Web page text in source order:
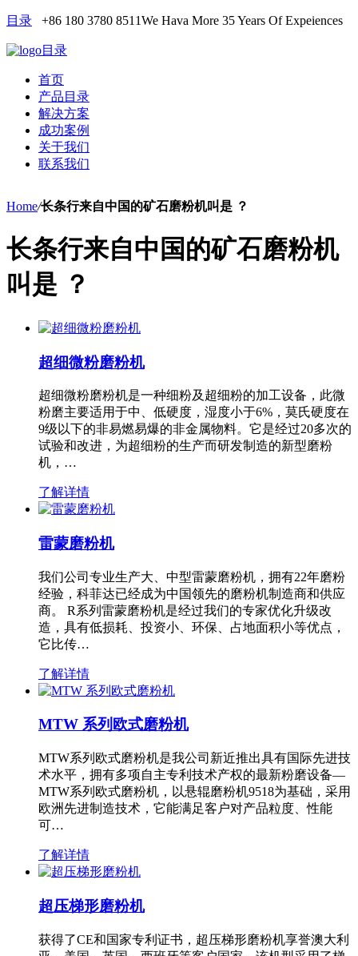
目录 +86 180 3780 8511We Hava More 35 Years Of Expeiences
目录
首页
产品目录
解决方案
成功案例
关于我们
联系我们
Home/长条行来自中国的矿石磨粉机叫是 ？
长条行来自中国的矿石磨粉机
叫是 ？
超细微粉磨粉机
超细微粉磨粉机是一种细粉及超细粉的加工设备，此微
粉磨主要适用于中、低硬度，湿度小于6%，莫氏硬度在
9级以下的非易燃易爆的非金属物料。它是经过20多次的
试验和改进，为超细粉的生产而研发制造的新型磨粉
机，…
了解详情
雷蒙磨粉机
我们公司专业生产大、中型雷蒙磨粉机，拥有22年磨粉
经验，科菲达已经成为中国领先的磨粉机制造商和供应
商。 R系列雷蒙磨粉机是经过我们的专家优化升级改
造，具有低损耗、投资小、环保、占地面积小等优点，
它比传…
了解详情
MTW 系列欧式磨粉机
MTW系列欧式磨粉机是我公司新近推出具有国际先进技
术水平，拥有多项自主专利技术产权的最新粉磨设备—
MTW系列欧式磨粉机，以悬辊磨粉机9518为基础，采用
欧洲先进制造技术，它能满足客户对产品粒度、性能
可…
了解详情
超压梯形磨粉机
获得了CE和国家专利证书，超压梯形磨粉机享誉澳大利